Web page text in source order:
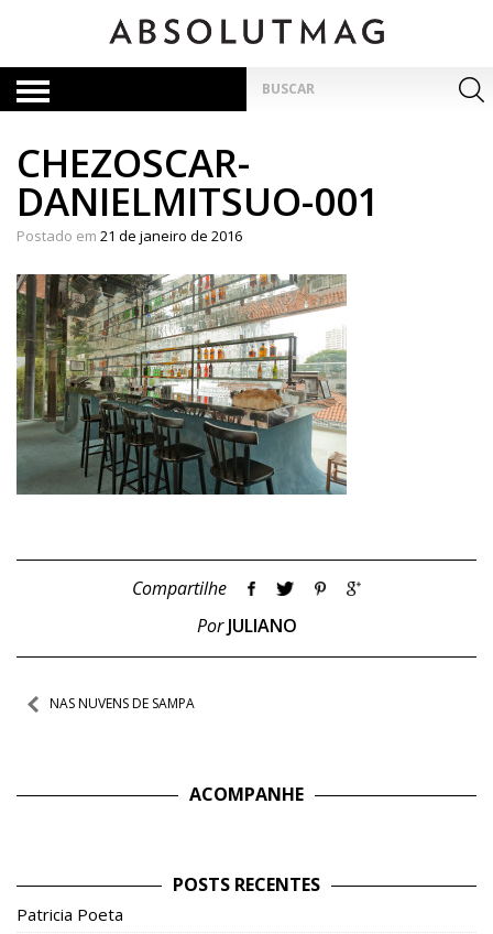
por:
CHEZOSCAR-
DANIELMITSUO-001
Postado em 21 de janeiro de 2016
Compartilhe
PorJULIANO
Navegação
NAS NUVENS DE SAMPA
ACOMPANHE
POSTS RECENTES
Patricia Poeta